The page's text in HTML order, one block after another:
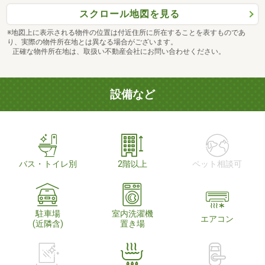
スクロール地図を見る
※地図上に表示される物件の位置は付近住所に所在することを表すものであ
り、実際の物件所在地とは異なる場合がございます。
正確な物件所在地は、取扱い不動産会社にお問い合わせください。
設備など
バス・トイレ別 2階以上 ペット相談可
駐車場
(近隣含)
室内洗濯機
置き場
エアコン